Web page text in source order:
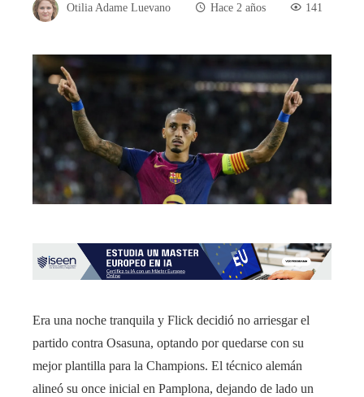
Otilia Adame Luevano Hace 2 años 141
Era una noche tranquila y Flick decidió no arriesgar el
partido contra Osasuna, optando por quedarse con su
mejor plantilla para la Champions. El técnico alemán
alineó su once inicial en Pamplona, ​​dejando de lado un